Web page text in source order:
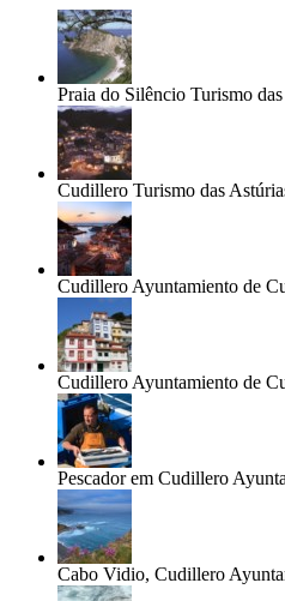
Praia do Silêncio Turismo
Cudillero Turismo das
Cudillero Ayuntamiento de
Cudillero Ayuntamiento de
Pescador em Cudillero
Cabo Vidio, Cudillero